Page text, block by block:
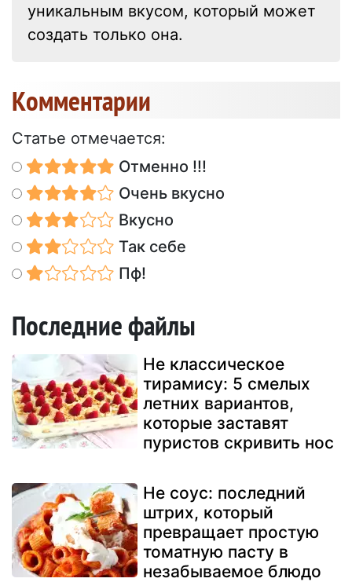
уникальным вкусом, который может
создать только она.
Kомментарии
Статье отмечается:
Отменно !!!
Очень вкусно
Вкусно
Так себе
Пф!
Последние файлы
Не классическое
тирамису: 5 смелых
летних вариантов,
которые заставят
пуристов скривить нос
Не соус: последний
штрих, который
превращает простую
томатную пасту в
незабываемое блюдо